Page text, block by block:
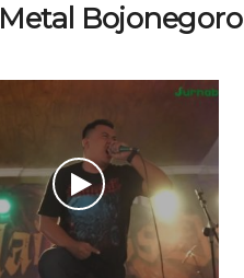
Metal Bojonegoro